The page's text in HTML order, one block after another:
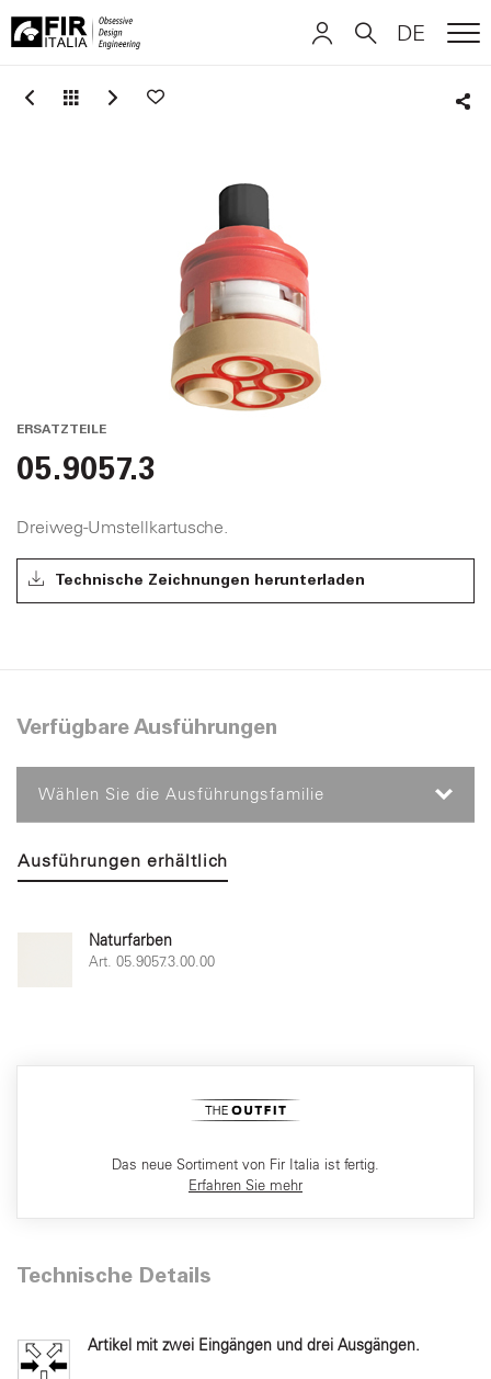
Italia
DE
ERSATZTEILE
05.9057.3
Dreiweg-Umstellkartusche.
Technische Zeichnungen herunterladen
Verfügbare Ausführungen
Wählen Sie die Ausführungsfamilie
Ausführungen erhältlich
Naturfarben
Art. 05.9057.3.00.00
Das neue Sortiment von Fir Italia ist fertig.
Erfahren Sie mehr
Technische Details
Artikel mit zwei Eingängen und drei Ausgängen.
DEUTSCH
DEUTSCH